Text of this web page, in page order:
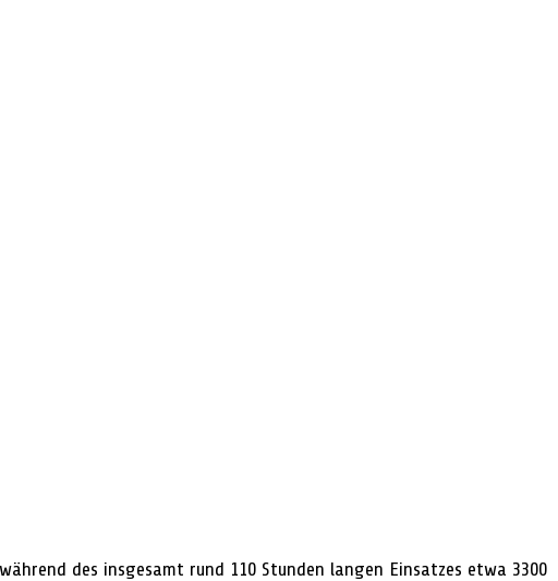
des insgesamt rund 110 Stunden langen Einsatzes etwa 3300